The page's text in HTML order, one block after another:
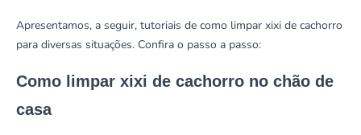
Apresentamos, a seguir, tutoriais de como limpar xixi de cachorro
para diversas situações. Confira o passo a passo:
Como limpar xixi de cachorro no chão de
casa